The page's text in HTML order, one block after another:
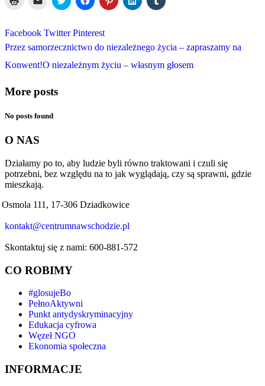
in
new
window)
link
to
a
friend
(Opens
in
to
Twitter
(Opens
in
new
window)
to
Facebook
(Opens
in
new
window)
to
in
new
window)
to
in
new
window)
to
in
new
window)
Facebook Twitter Pinterest
Przez samorzecznictwo do niezależnego życia – zapraszamy na
Konwent!O niezależnym życiu – własnym głosem
More posts
No posts found
O NAS
Działamy po to, aby ludzie byli równo traktowani i czuli się
potrzebni, bez względu na to jak wyglądają, czy są sprawni, gdzie
mieszkają.
Osmola 111, 17-306 Dziadkowice
kontakt@centrumnawschodzie.pl
Skontaktuj się z nami: 600-881-572
CO ROBIMY
#glosujeBo
PełnoAktywni
Punkt antydyskryminacyjny
Edukacja cyfrowa
Węzeł NGO
Ekonomia społeczna
INFORMACJE